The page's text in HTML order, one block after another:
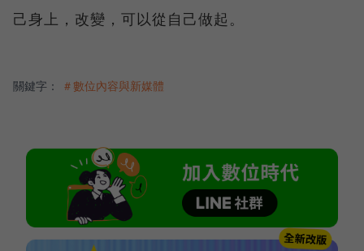
己身上，改變，可以從自己做起。
關鍵字： ＃數位內容與新媒體